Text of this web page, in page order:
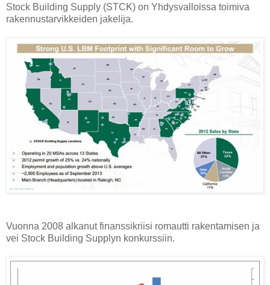
Stock Building Supply (STCK) on Yhdysvalloissa toimiva
rakennustarvikkeiden jakelija.
Vuonna 2008 alkanut finanssikriisi romautti rakentamisen ja
vei Stock Building Supplyn konkurssiin.